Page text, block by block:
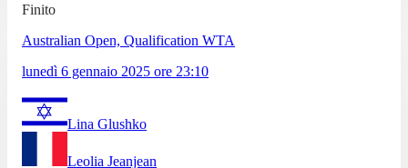
Finito
Australian Open, Qualification WTA
lunedì 6 gennaio 2025 ore 23:10
Lina Glushko
Leolia Jeanjean